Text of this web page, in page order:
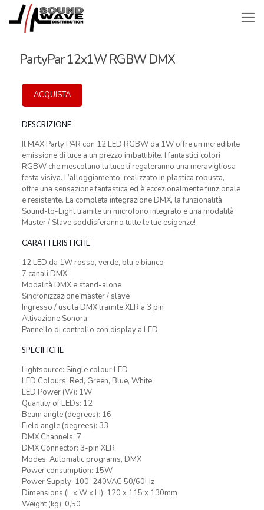
PartyPar 12x1W RGBW DMX
ACQUISTA
DESCRIZIONE
Il MAX Party PAR con 12 LED RGBW da 1W offre un’incredibile
emissione di luce a un prezzo imbattibile. I fantastici colori
RGBW che mescolano la luce ti regaleranno una meravigliosa
festa visiva. L’alloggiamento, realizzato in plastica robusta,
offre una sensazione fantastica ed è eccezionalmente funzionale
e resistente. La completa integrazione DMX, la funzionalità
Sound-to-Light tramite un microfono integrato e una modalità
Master / Slave soddisferanno tutte le tue esigenze!
CARATTERISTICHE
12 LED da 1W rosso, verde, blu e bianco
7 canali DMX
Modalità DMX e stand-alone
Sincronizzazione master / slave
Ingresso / uscita DMX tramite XLR a 3 pin
Attivazione Sonora
Pannello di controllo con display a LED
SPECIFICHE
Lightsource: Single colour LED
LED Colours: Red, Green, Blue, White
LED Power (W): 1W
Quantity of LEDs: 12
Beam angle (degrees): 16
Field angle (degrees): 33
DMX Channels: 7
DMX Connector: 3-pin XLR
Modes: Automatic programs, DMX
Power consumption: 15W
Power Supply: 100-240VAC 50/60Hz
Dimensions (L x W x H): 120 x 115 x 130mm
Weight (kg): 0,50